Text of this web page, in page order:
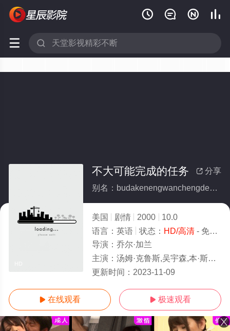
   
 
 分享
不大可能完成的任务
别名：budakenengwanchengderenwu
美国 剧情 2000
10.0
语言： 英语 状态： HD/高清- 免费在线观看
导演： 乔尔·加兰
主演： 汤姆·克鲁斯,吴宇森,本·斯蒂勒
更新时间： 2023-11-09
 在线观看  极速观看